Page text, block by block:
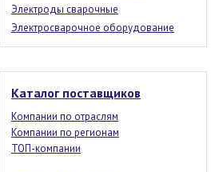
Электроды сварочные
Электросварочное оборудование
Каталог поставщиков
Компании по отраслям
Компании по регионам
ТОП-компании